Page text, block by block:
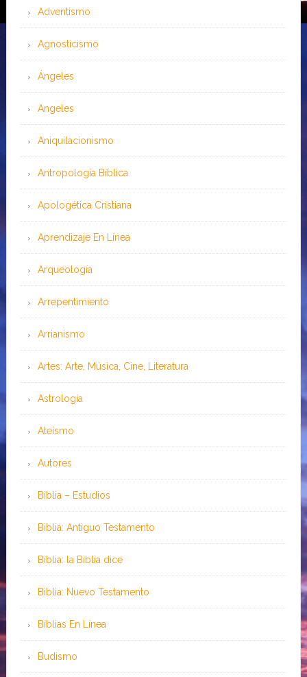
Adventismo
Agnosticismo
Ángeles
Angeles
Aniquilacionismo
Antropología Bíblica
Apologética Cristiana
Aprendizaje En Línea
Arqueología
Arrepentimiento
Arrianismo
Artes: Arte, Música, Cine, Literatura
Astrología
Ateísmo
Autores
Biblia – Estudios
Biblia: Antiguo Testamento
Biblia: la Biblia dice
Biblia: Nuevo Testamento
Bíblias En Línea
Budismo